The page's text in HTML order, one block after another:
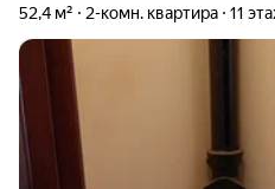
52,4 м² 2-комн. квартира 11